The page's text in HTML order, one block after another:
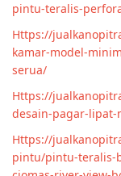
pintu-teralis-
Https://
kamar-model-
serua/
Https://
desain-pagar-
Https://
pintu/pintu-teralis-